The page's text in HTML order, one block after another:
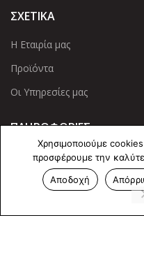
ΣΧΕΤΙΚΑ
Η Εταιρία μας
Προϊόντα
Οι Υπηρεσίες μας
ΠΛΗΡΟΦΟΡΙΕΣ
Πολιτική Απορρήτου
Cookies
Χρησιμοποιούμε
προσφέρουμε την
Αποδοχή